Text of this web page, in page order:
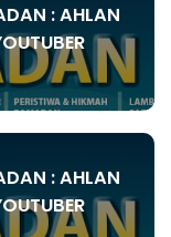
: AHLAN
: AHLAN